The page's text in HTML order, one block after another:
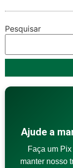
Pesquisar
Ajude a
Faça um
manter nosso